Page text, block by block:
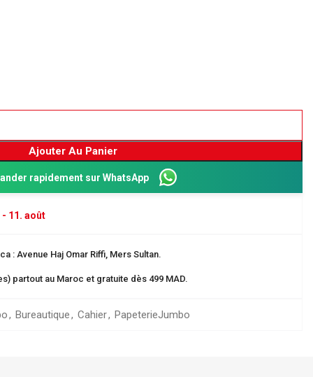
Ajouter Au Panier
rapidement sur WhatsApp
- 11. août
: Avenue Haj Omar Riffi, Mers Sultan.
partout au Maroc et gratuite dès 499 MAD.
, Bureautique, Cahier, PapeterieJumbo